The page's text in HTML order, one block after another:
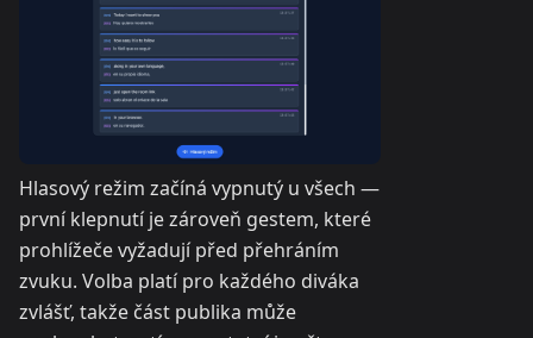
Hlasový režim začíná vypnutý u všech —
první klepnutí je zároveň gestem, které
prohlížeče vyžadují před přehráním
zvuku. Volba platí pro každého diváka
zvlášť, takže část publika může